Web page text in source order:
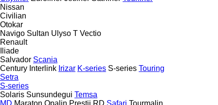
Nissan
Civilian
Otokar
Navigo Sultan Ulyso T Vectio
Renault
Iliade
Salvador Scania
Century Interlink Irizar K-series S-series Touring
Setra
S-series
Solaris Sunsundegui Temsa
MD Maraton Opalin Prestij RD Safari Tourmalin